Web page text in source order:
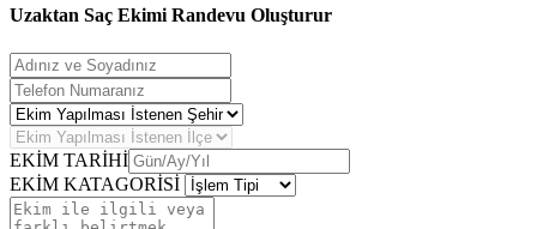
Uzaktan Saç Ekimi Randevu Oluşturur
EKİM TARİHİ
EKİM KATAGORİSİ